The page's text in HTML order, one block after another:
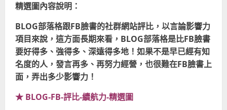
精選圖內容說明：
BLOG部落格跟FB臉書的社群網站評比，以言論影響力
項目來說，這方面長期來看，BLOG部落格是比FB臉書
要好得多、強得多、深遠得多地！如果不是早已經有知
名度的人，發言再多、再努力經營，也很難在FB臉書上
面，弄出多少影響力！
★ BLOG-FB-評比-續航力-精選圖